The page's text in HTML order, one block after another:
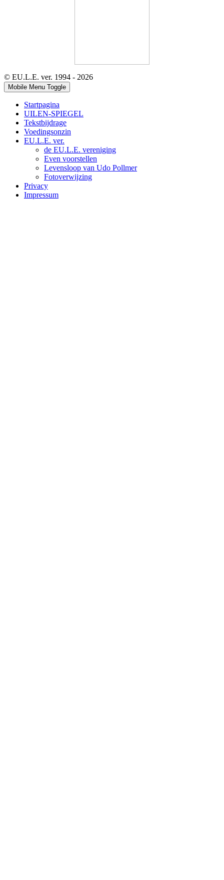
© EU.L.E. ver. 1994 - 2026
Mobile Menu Toggle
Startpagina
UILEN-SPIEGEL
Tekstbijdrage
Voedingsonzin
EU.L.E. ver.
de EU.L.E. vereniging
Even voorstellen
Levensloop van Udo Pollmer
Fotoverwijzing
Privacy
Impressum